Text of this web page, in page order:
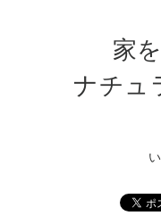
家
ナチュ